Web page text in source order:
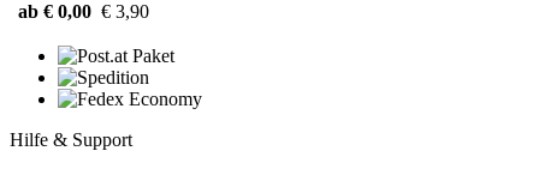
ab € 0,00 € 3,90
Hilfe & Support